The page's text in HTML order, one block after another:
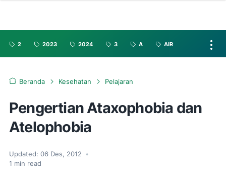
2 2023 2024 3 A AIR
Beranda Kesehatan Pelajaran
Pengertian Ataxophobia dan
Atelophobia
Updated: 06 Des, 2012
•
1 min read